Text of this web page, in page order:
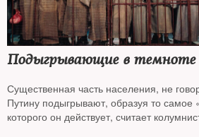
Подыгрывающие в темноте
Существенная часть населения, не
Путину подыгрывают, образуя то
которого он действует, считает